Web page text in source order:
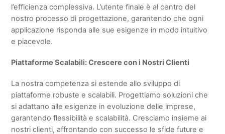
l’efficienza complessiva. L’utente finale è al centro del
nostro processo di progettazione, garantendo che ogni
applicazione risponda alle sue esigenze in modo intuitivo
e piacevole.
Piattaforme Scalabili: Crescere con i Nostri Clienti
La nostra competenza si estende allo sviluppo di
piattaforme robuste e scalabili. Progettiamo soluzioni che
si adattano alle esigenze in evoluzione delle imprese,
garantendo flessibilità e scalabilità. Cresciamo insieme ai
nostri clienti, affrontando con successo le sfide future e